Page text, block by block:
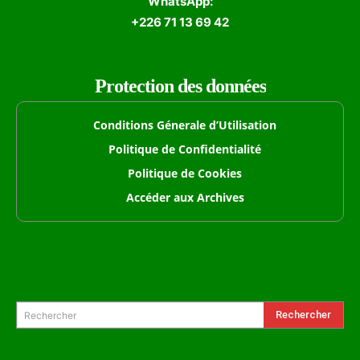
+226 71 13 69 42
Protection des données
Conditions Génerale d’Utilisation
Politique de Confidentialité
Politique de Cookies
Accéder aux Archives
Rechercher Rechercher